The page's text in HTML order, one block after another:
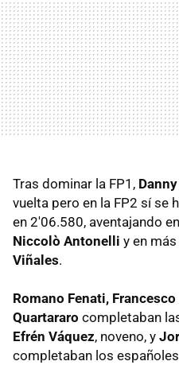
Tras dominar la FP1,
vuelta pero en la FP2 sí se
en 2'06.580, aventajando
Niccolò Antonelli y en
Viñales.
Romano Fenati,
Quartararo completaban
Efrén Váquez, noveno, y
completaban los